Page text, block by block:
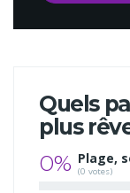
Quels
plus
0% Plage,
(0 votes)